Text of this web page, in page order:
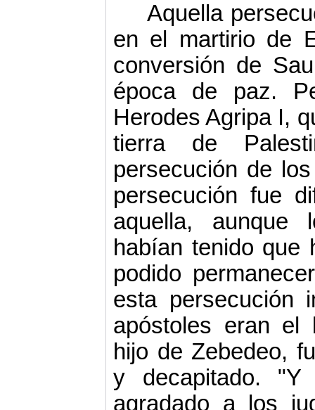
Aquella
en el martirio de
conversión de
época de paz.
Herodes Agripa I,
tierra de
persecución de
persecución fue
aquella, aunque
habían tenido que
podido
esta persecución
apóstoles eran el
hijo de Zebedeo,
y decapitado.
agradado a los